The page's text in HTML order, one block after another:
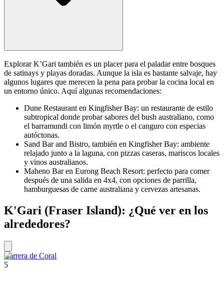
Explorar K’Gari también es un placer para el paladar entre bosques
de satinays y playas doradas. Aunque la isla es bastante salvaje, hay
algunos lugares que merecen la pena para probar la cocina local en
un entorno único. Aquí algunas recomendaciones:
Dune Restaurant en Kingfisher Bay: un restaurante de estilo
subtropical donde probar sabores del bush australiano, como
el barramundi con limón myrtle o el canguro con especias
autóctonas.
Sand Bar and Bistro, también en Kingfisher Bay: ambiente
relajado junto a la laguna, con pizzas caseras, mariscos locales
y vinos australianos.
Maheno Bar en Eurong Beach Resort: perfecto para comer
después de una salida en 4x4, con opciones de parrilla,
hamburguesas de carne australiana y cervezas artesanas.
K'Gari (Fraser Island): ¿Qué ver en los
alrededores?
Barrera de Coral
5